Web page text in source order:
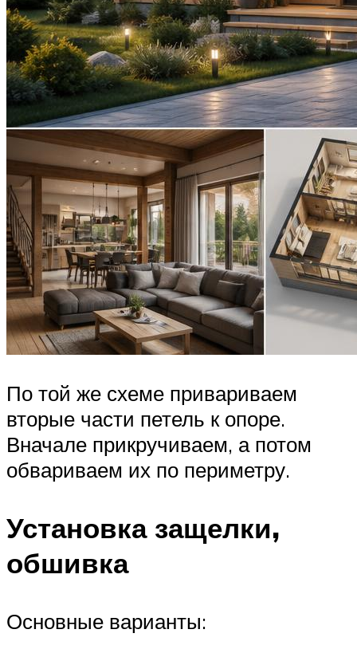
По той же схеме привариваем
вторые части петель к опоре.
Вначале прикручиваем, а потом
обвариваем их по периметру.
Установка защелки,
обшивка
Основные варианты: